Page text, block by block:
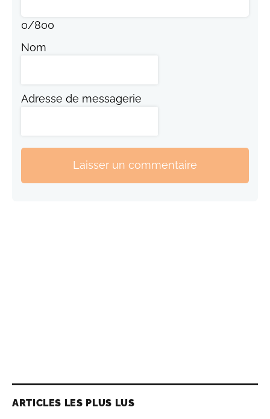
0/800
Nom
Adresse de messagerie
Laisser un commentaire
ARTICLES LES PLUS LUS